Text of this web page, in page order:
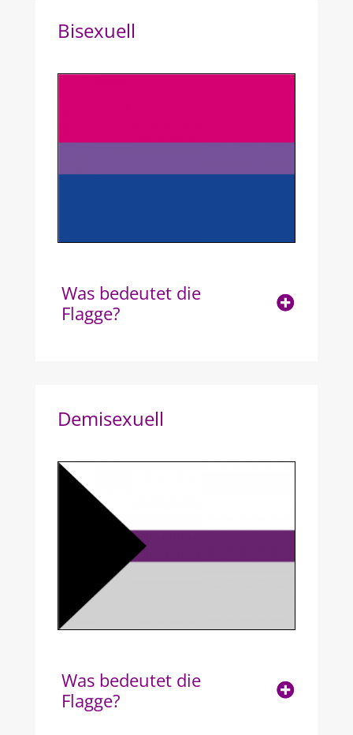
Bisexuell
Was bedeutet die
Flagge?
Demisexuell
Was bedeutet die
Flagge?